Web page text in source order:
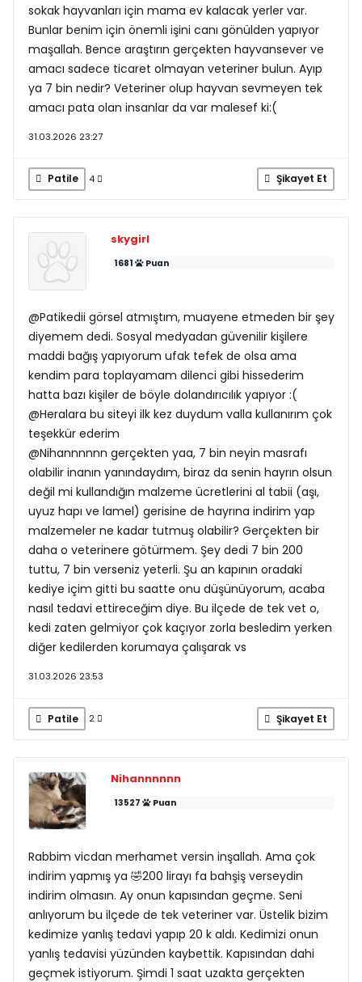
sokak hayvanları için mama ev kalacak yerler var.
Bunlar benim için önemli işini canı gönülden yapıyor
maşallah. Bence araştırın gerçekten hayvansever ve
amacı sadece ticaret olmayan veteriner bulun. Ayıp
ya 7 bin nedir? Veteriner olup hayvan sevmeyen tek
amacı pata olan insanlar da var malesef ki:(
31.03.2026 23:27
Patile 4 Şikayet Et
skygirl
1681 Puan
@Patikedii görsel atmıştım, muayene etmeden bir şey
diyemem dedi. Sosyal medyadan güvenilir kişilere
maddi bağış yapıyorum ufak tefek de olsa ama
kendim para toplayamam dilenci gibi hissederim
hatta bazı kişiler de böyle dolandırıcılık yapıyor :(
@Heralara bu siteyi ilk kez duydum valla kullanırım çok
teşekkür ederim
@Nihannnnnn gerçekten yaa, 7 bin neyin masrafı
olabilir inanın yanındaydım, biraz da senin hayrın olsun
değil mi kullandığın malzeme ücretlerini al tabii (aşı,
uyuz hapı ve lamel) gerisine de hayrına indirim yap
malzemeler ne kadar tutmuş olabilir? Gerçekten bir
daha o veterinere götürmem. Şey dedi 7 bin 200
tuttu, 7 bin verseniz yeterli. Şu an kapının oradaki
kediye içim gitti bu saatte onu düşünüyorum, acaba
nasıl tedavi ettireceğim diye. Bu ilçede de tek vet o,
kedi zaten gelmiyor çok kaçıyor zorla besledim yerken
diğer kedilerden korumaya çalışarak vs
31.03.2026 23:53
Patile 2 Şikayet Et
Nihannnnnn
13527 Puan
Rabbim vicdan merhamet versin inşallah. Ama çok
indirim yapmış ya 🤣200 lirayı fa bahşiş verseydin
indirim olmasın. Ay onun kapısından geçme. Seni
anlıyorum bu ilçede de tek veteriner var. Üstelik bizim
kedimize yanlış tedavi yapıp 20 k aldı. Kedimizi onun
yanlış tedavisi yüzünden kaybettik. Kapısından dahi
geçmek istiyorum. Şimdi 1 saat uzakta gerçekten